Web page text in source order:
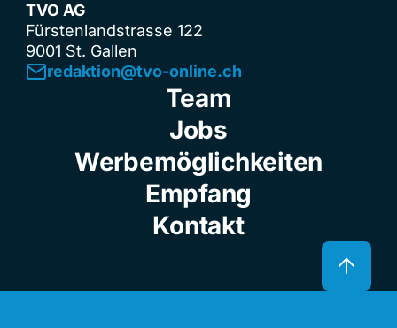
TVO AG
Fürstenlandstrasse 122
9001 St. Gallen
redaktion@tvo-online.ch
Team
Jobs
Werbemöglichkeiten
Empfang
Kontakt